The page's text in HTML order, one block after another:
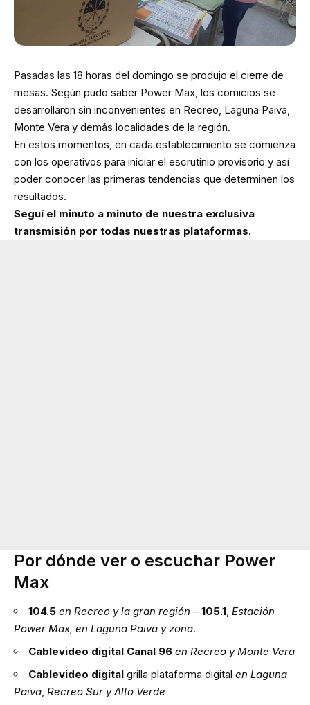
Pasadas las 18 horas del domingo se produjo el cierre de
mesas. Según pudo saber Power Max, los comicios se
desarrollaron sin inconvenientes en Recreo, Laguna Paiva,
Monte Vera y demás localidades de la región.
En estos momentos, en cada establecimiento se comienza
con los operativos para iniciar el escrutinio provisorio y así
poder conocer las primeras tendencias que determinen los
resultados.
Seguí el minuto a minuto de nuestra exclusiva
transmisión por todas nuestras plataformas.
Por dónde ver o escuchar Power
Max
104.5 en Recreo y la gran región – 105.1, Estación
Power Max, en Laguna Paiva y zona.
Cablevideo digital Canal 96 en Recreo y Monte Vera
Cablevideo digital grilla plataforma digital en Laguna
Paiva, Recreo Sur y Alto Verde